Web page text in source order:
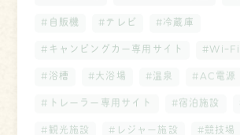
#自販機 #テレビ #冷蔵庫
#キャンピングカー専用サイト #WiｰFi
#浴槽 #大浴場 #温泉 #AC電源
#トレーラー専用サイト #宿泊施設
#観光施設 #レジャー施設 #競技場